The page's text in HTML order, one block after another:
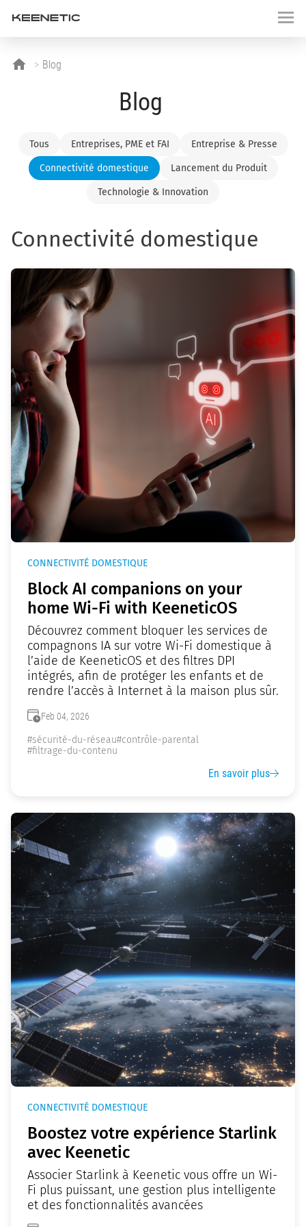
Blog
Blog
Tous Entreprises, PME et FAI Entreprise & Presse
Connectivité domestique Lancement du Produit
Technologie & Innovation
Connectivité domestique
CONNECTIVITÉ DOMESTIQUE
Block AI companions on your
home Wi-Fi with KeeneticOS
Découvrez comment bloquer les services de
compagnons IA sur votre Wi-Fi domestique à
l’aide de KeeneticOS et des filtres DPI
intégrés, afin de protéger les enfants et de
rendre l’accès à Internet à la maison plus sûr.
Feb 04, 2026
#sécurité-du-réseau#contrôle-parental
#filtrage-du-contenu
En savoir plus
CONNECTIVITÉ DOMESTIQUE
Boostez votre expérience Starlink
avec Keenetic
Associer Starlink à Keenetic vous offre un Wi-
Fi plus puissant, une gestion plus intelligente
et des fonctionnalités avancées